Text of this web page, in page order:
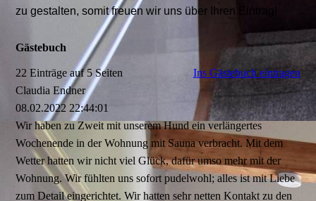
zu gestalten, somit freuen wir uns über Ihren Eintrag!
Gästebuch
22 Einträge auf 5 Seiten
Ins Gästebuch eintragen
Claudia Endner
08.02.2022 22:44:01
Wir haben zu Zweit mit unserem Hund ein verlängertes
Wochenende in der Wohnung mit Sauna verbracht. Mit dem
Wetter hatten wir nicht viel Glück, dafür umso mehr mit der
Wohnung. Wir fühlten uns sofort pudelwohl; alles ist mit Liebe
zum Detail eingerichtet. Wir hatten sehr netten Kontakt zu den